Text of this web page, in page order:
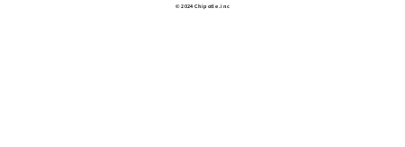
© 2024 Chipotle .inc